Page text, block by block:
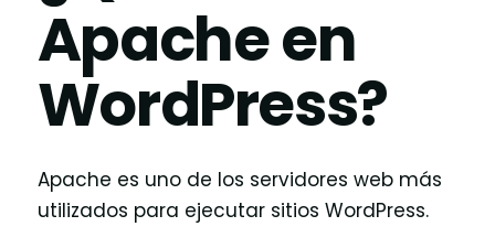
Apache en
WordPress?
Apache es uno de los servidores web más
utilizados para ejecutar sitios WordPress.